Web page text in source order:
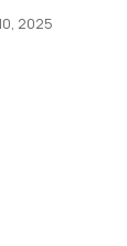
2025